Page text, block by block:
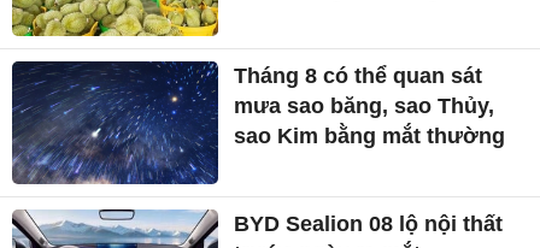
Tháng 8 có thể quan sát
mưa sao băng, sao Thủy,
sao Kim bằng mắt thường
BYD Sealion 08 lộ nội thất